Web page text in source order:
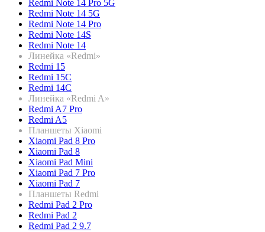
Redmi Note 14 Pro 5G
Redmi Note 14 5G
Redmi Note 14 Pro
Redmi Note 14S
Redmi Note 14
Линейка «Redmi»
Redmi 15
Redmi 15C
Redmi 14C
Линейка «Redmi A»
Redmi A7 Pro
Redmi A5
Планшеты Xiaomi
Xiaomi Pad 8 Pro
Xiaomi Pad 8
Xiaomi Pad Mini
Xiaomi Pad 7 Pro
Xiaomi Pad 7
Планшеты Redmi
Redmi Pad 2 Pro
Redmi Pad 2
Redmi Pad 2 9.7